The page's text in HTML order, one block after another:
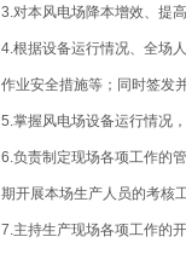
3.对本风电场降本增效、提
4.根据设备运行情况、全场
作业安全措施等；同时签发
5.掌握风电场设备运行情况
6.负责制定现场各项工作的
期开展本场生产人员的考核工
7.主持生产现场各项工作的